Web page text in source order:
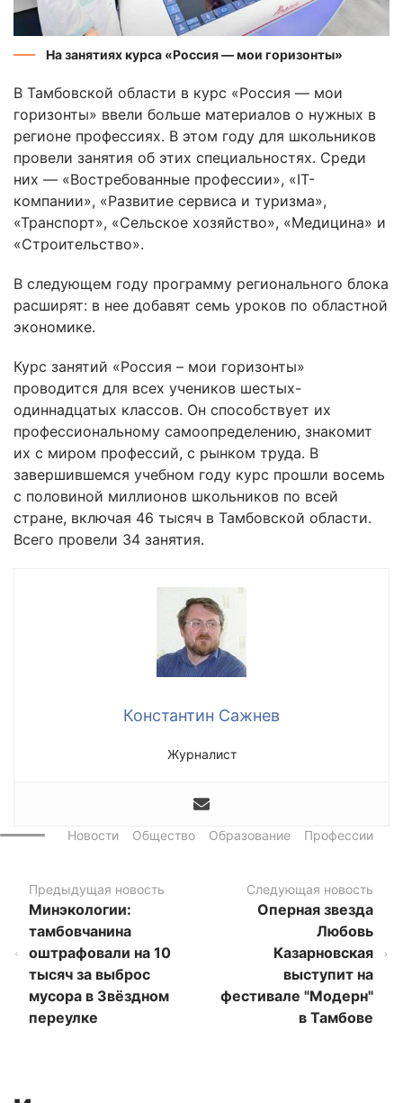
На занятиях курса «Россия — мои горизонты»
В Тамбовской области в курс «Россия — мои
горизонты» ввели больше материалов о нужных в
регионе профессиях. В этом году для школьников
провели занятия об этих специальностях. Среди
них — «Востребованные профессии», «IT-
компании», «Развитие сервиса и туризма»,
«Транспорт», «Сельское хозяйство», «Медицина» и
«Строительство».
В следующем году программу регионального блока
расширят: в нее добавят семь уроков по областной
экономике.
Курс занятий «Россия – мои горизонты»
проводится для всех учеников шестых-
одиннадцатых классов. Он способствует их
профессиональному самоопределению, знакомит
их с миром профессий, с рынком труда. В
завершившемся учебном году курс прошли восемь
с половиной миллионов школьников по всей
стране, включая 46 тысяч в Тамбовской области.
Всего провели 34 занятия.
Константин Сажнев
Журналист
Новости Общество Образование Профессии
Предыдущая новость
Минэкологии:
тамбовчанина
оштрафовали на 10
тысяч за выброс
мусора в Звёздном
переулке
Следующая новость
Оперная звезда
Любовь
Казарновская
выступит на
фестивале "Модерн"
в Тамбове